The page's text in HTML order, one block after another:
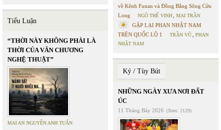
Tiểu Luận
“THỜI NÀY KHÔNG PHẢI LÀ
THỜI CỦA VĂN CHƯƠNG
NGHỆ THUẬT”
MAI AN NGUYỄN ANH TUẤN
về Kênh Funan và Đồng Bằng Sông Cửu
Long
NGÔ THẾ VINH MAI TRẦN
GẶP LẠI PHAN NHẬT NAM
TRÊN QUỐC LỘ 1
TRẦN VŨ
PHAN
NHẬT NAM
Ký / Tùy Bút
NHỮNG NGÀY XƯA NƠI ĐẤT
ÚC
11 Tháng Bảy 2026 (Xem: 2129)